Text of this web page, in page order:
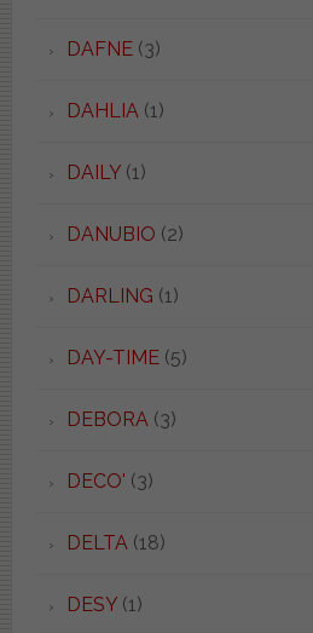
DAFNE(3)
DAHLIA (1)
DAILY(1)
DANUBIO (2)
DARLING (1)
DAY-TIME(5)
DEBORA (3)
DECO' (3)
DELTA (18)
DESY(1)